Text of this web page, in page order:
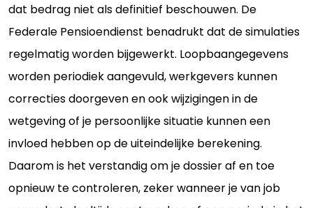
dat bedrag niet als definitief beschouwen. De
Federale Pensioendienst benadrukt dat de simulaties
regelmatig worden bijgewerkt. Loopbaangegevens
worden periodiek aangevuld, werkgevers kunnen
correcties doorgeven en ook wijzigingen in de
wetgeving of je persoonlijke situatie kunnen een
invloed hebben op de uiteindelijke berekening.
Daarom is het verstandig om je dossier af en toe
opnieuw te controleren, zeker wanneer je van job